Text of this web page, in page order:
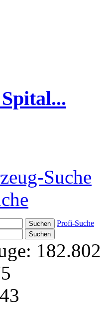
Suche
Profi-Suche
182.802